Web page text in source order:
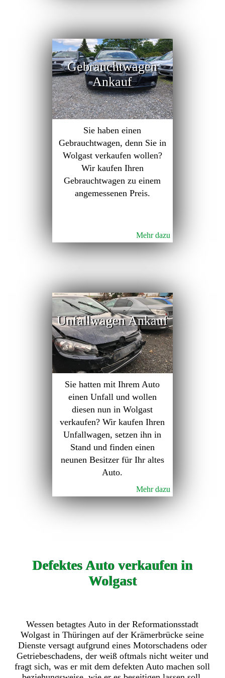
Gebrauchtwagen
Ankauf
Sie haben einen
Gebrauchtwagen, denn Sie in
Wolgast verkaufen wollen?
Wir kaufen Ihren
Gebrauchtwagen zu einem
angemessenen Preis.
Mehr dazu
Unfallwagen Ankauf
Sie hatten mit Ihrem Auto
einen Unfall und wollen
diesen nun in Wolgast
verkaufen? Wir kaufen Ihren
Unfallwagen, setzen ihn in
Stand und finden einen
neunen Besitzer für Ihr altes
Auto.
Mehr dazu
Defektes Auto verkaufen in
Wolgast
Wessen betagtes Auto in der Reformationsstadt
Wolgast in Thüringen auf der Krämerbrücke seine
Dienste versagt aufgrund eines Motorschadens oder
Getriebeschadens, der weiß oftmals nicht weiter und
fragt sich, was er mit dem defekten Auto machen soll